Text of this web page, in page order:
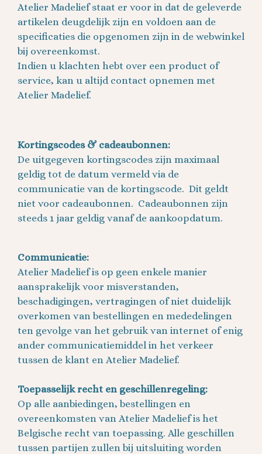
Atelier Madelief staat er voor in dat de geleverde
artikelen deugdelijk zijn en voldoen aan de
specificaties die opgenomen zijn in de webwinkel
bij overeenkomst.
Indien u klachten hebt over een product of
service, kan u altijd contact opnemen met
Atelier Madelief.
Kortingscodes & cadeaubonnen:
De uitgegeven kortingscodes zijn maximaal
geldig tot de datum vermeld via de
communicatie van de kortingscode. Dit geldt
niet voor cadeaubonnen. Cadeaubonnen zijn
steeds 1 jaar geldig vanaf de aankoopdatum.
Communicatie:
Atelier Madelief is op geen enkele manier
aansprakelijk voor misverstanden,
beschadigingen, vertragingen of niet duidelijk
overkomen van bestellingen en mededelingen
ten gevolge van het gebruik van internet of enig
ander communicatiemiddel in het verkeer
tussen de klant en Atelier Madelief.
Toepasselijk recht en geschillenregeling:
Op alle aanbiedingen, bestellingen en
overeenkomsten van Atelier Madelief is het
Belgische recht van toepassing. Alle geschillen
tussen partijen zullen bij uitsluiting worden